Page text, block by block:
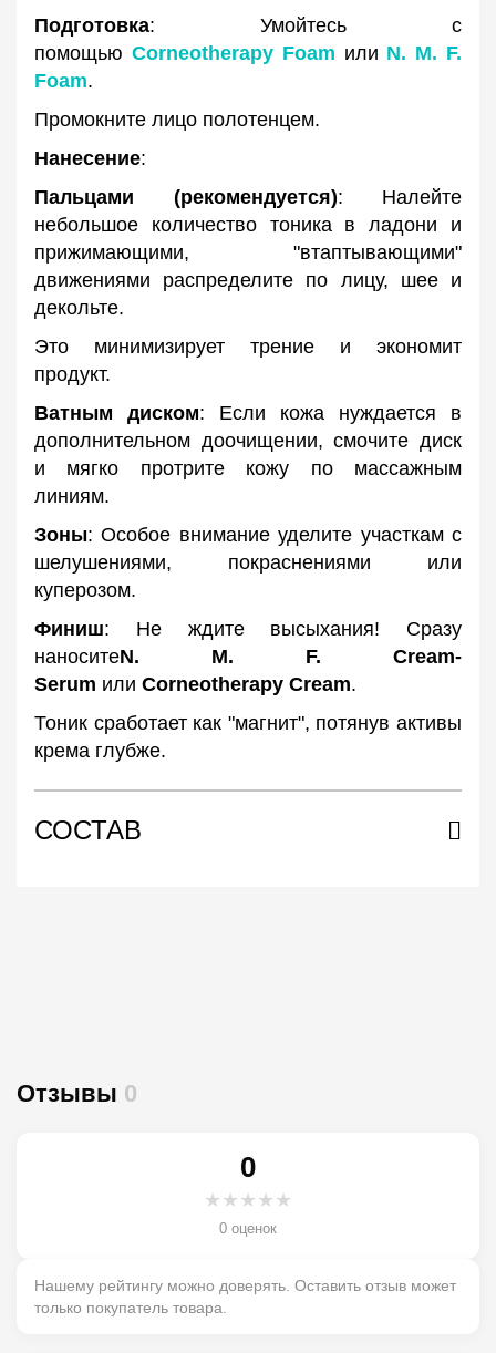
Подготовка: Умойтесь с
помощью Corneotherapy Foam или N. M. F.
Foam.
Промокните лицо полотенцем.
Нанесение:
Пальцами (рекомендуется): Налейте
небольшое количество тоника в ладони и
прижимающими, "втаптывающими"
движениями распределите по лицу, шее и
декольте.
Это минимизирует трение и экономит
продукт.
Ватным диском: Если кожа нуждается в
дополнительном доочищении, смочите диск
и мягко протрите кожу по массажным
линиям.
Зоны: Особое внимание уделите участкам с
шелушениями, покраснениями или
куперозом.
Финиш: Не ждите высыхания! Сразу
наноситеN. M. F. Cream-
Serum или Corneotherapy Cream.
Тоник сработает как "магнит", потянув активы
крема глубже.
СОСТАВ
Отзывы 0
0
★ ★ ★ ★ ★
0 оценок
Нашему рейтингу можно доверять. Оставить отзыв может
только покупатель товара.